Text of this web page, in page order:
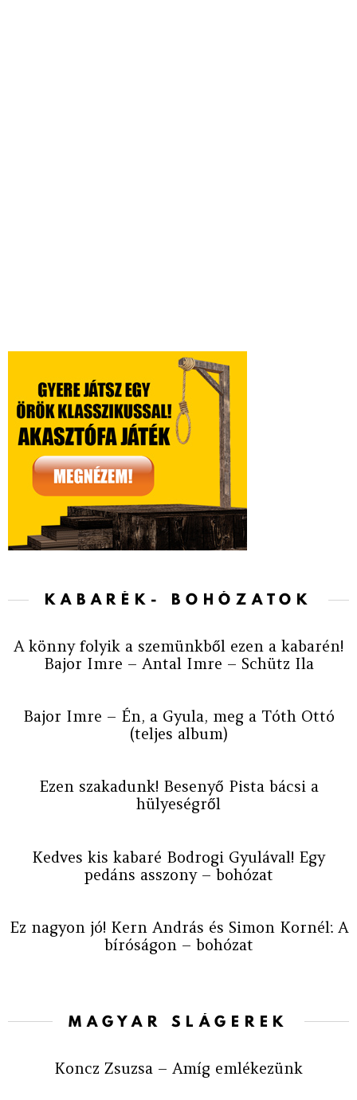
KABARÉK- BOHÓZATOK
A könny folyik a szemünkből ezen a kabarén!
Bajor Imre – Antal Imre – Schütz Ila
Bajor Imre – Én, a Gyula, meg a Tóth Ottó
(teljes album)
Ezen szakadunk! Besenyő Pista bácsi a
hülyeségről
Kedves kis kabaré Bodrogi Gyulával! Egy
pedáns asszony – bohózat
Ez nagyon jó! Kern András és Simon Kornél: A
bíróságon – bohózat
MAGYAR SLÁGEREK
Koncz Zsuzsa – Amíg emlékezünk